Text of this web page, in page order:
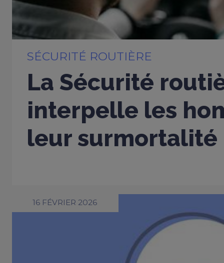
SÉCURITÉ ROUTIÈRE
La Sécurité
interpelle les
leur
16 FÉVRIER 2026